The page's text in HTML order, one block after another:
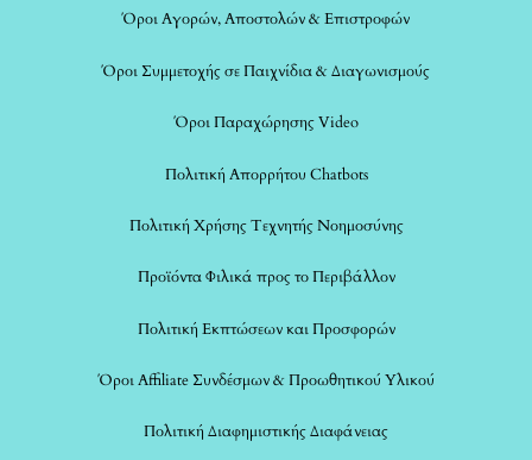
Όροι Αγορών, Αποστολών & Επιστροφών
Όροι Συμμετοχής σε Παιχνίδια & Διαγωνισμούς
Όροι Παραχώρησης Video
Πολιτική Απορρήτου Chatbots
Πολιτική Χρήσης Τεχνητής Νοημοσύνης
Προϊόντα Φιλικά προς το Περιβάλλον
Πολιτική Εκπτώσεων και Προσφορών
Όροι Affiliate Συνδέσμων & Προωθητικού Υλικού
Πολιτική Διαφημιστικής Διαφάνειας